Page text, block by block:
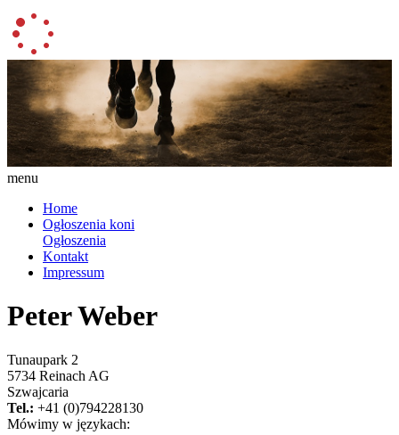
menu
Home
Ogłoszenia koni
Ogłoszenia
Kontakt
Impressum
Peter Weber
Tunaupark 2
5734 Reinach AG
Szwajcaria
Tel.: +41 (0)794228130
Mówimy w językach: